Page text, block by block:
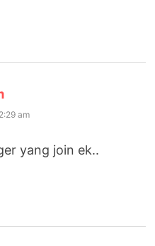
am
yang join ek..